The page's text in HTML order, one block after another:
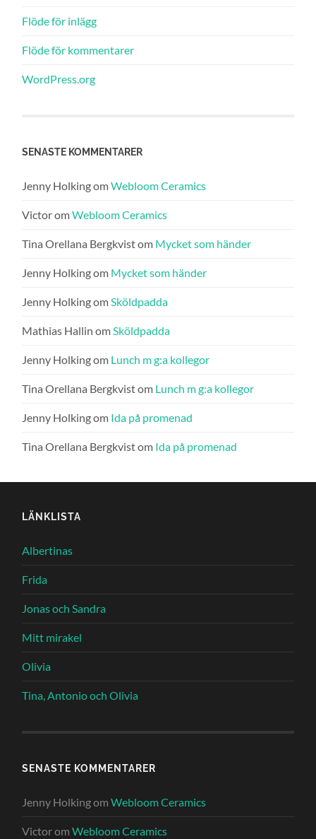
Flöde för inlägg
Flöde för kommentarer
WordPress.org
SENASTE KOMMENTARER
Jenny HolkingomWebloom Ceramics
VictoromWebloom Ceramics
Tina Orellana Bergkvistom Mycket som händer
Jenny Holkingom Mycket som händer
Jenny HolkingomSköldpadda
Mathias Hallin omSköldpadda
Jenny Holkingom Lunch m g:a kollegor
Tina Orellana Bergkvistom Lunch m g:a kollegor
Jenny Holkingom Ida på promenad
Tina Orellana Bergkvistom Ida på promenad
LÄNKLISTA
Albertinas
Frida
Jonas och Sandra
Mitt mirakel
Olivia
Tina, Antonio och Olivia
SENASTE KOMMENTARER
Jenny HolkingomWebloom Ceramics
VictoromWebloom Ceramics